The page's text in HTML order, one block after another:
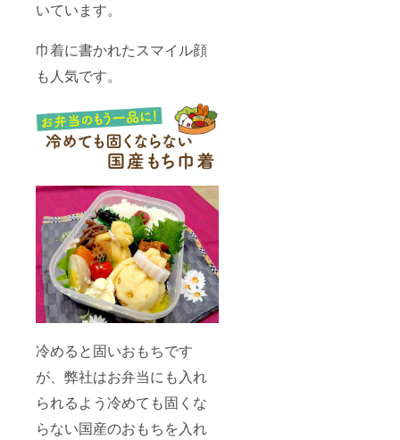
いています。
巾着に書かれたスマイル顔
も人気です。
冷めると固いおもちです
が、弊社はお弁当にも入れ
られるよう冷めても固くな
らない国産のおもちを入れ